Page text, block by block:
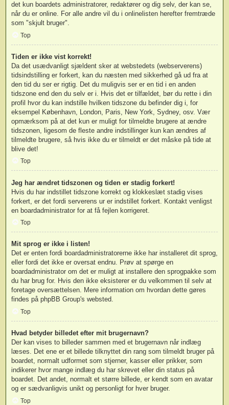
det kun boardets administratorer, redaktører og dig selv, der kan se,
når du er online. For alle andre vil du i onlinelisten herefter fremtræde
som "skjult bruger".
Top
Tiden er ikke vist korrekt!
Da det usædvanligt sjældent sker at webstedets (webserverens)
tidsindstilling er forkert, kan du næsten med sikkerhed gå ud fra at
den tid du ser er rigtig. Det du muligvis ser er en tid i en anden
tidszone end den du selv er i. Hvis det er tilfældet, bør du rette i din
profil hvor du kan indstille hvilken tidszone du befinder dig i, for
eksempel København, London, Paris, New York, Sydney, osv. Vær
opmærksom på at det kun er muligt for tilmeldte brugere at ændre
tidszonen, ligesom de fleste andre indstillinger kun kan ændres af
tilmeldte brugere, så hvis ikke du er tilmeldt er det måske på tide at
blive det!
Top
Jeg har ændret tidszonen og tiden er stadig forkert!
Hvis du har indstillet tidszone korrekt og klokkeslæt stadig vises
forkert, er det fordi serverens ur er indstillet forkert. Kontakt venligst
en boardadministrator for at få fejlen korrigeret.
Top
Mit sprog er ikke i listen!
Det er enten fordi boardadministratorerne ikke har installeret dit sprog,
eller fordi det ikke er oversat endnu. Prøv at spørge en
boardadministrator om det er muligt at installere den sprogpakke som
du har brug for. Hvis den ikke eksisterer er du velkommen til selv at
foretage oversættelsen. Mere information om hvordan dette gøres
findes på phpBB Group's websted.
Top
Hvad betyder billedet efter mit brugernavn?
Der kan vises to billeder sammen med et brugernavn når indlæg
læses. Det ene er et billede tilknyttet din rang som tilmeldt bruger på
boardet, normalt udformet som stjerner, kasser eller prikker, som
indikerer hvor mange indlæg du har skrevet eller din status på
boardet. Det andet, normalt et større billede, er kendt som en avatar
og er sædvanligvis unikt og personligt for hver bruger.
Top